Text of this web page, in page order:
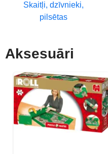
Skaitļi, dzīvnieki,
pilsētas
Aksesuāri